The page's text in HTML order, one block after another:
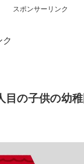
スポンサーリンク
ク
目の子供の幼